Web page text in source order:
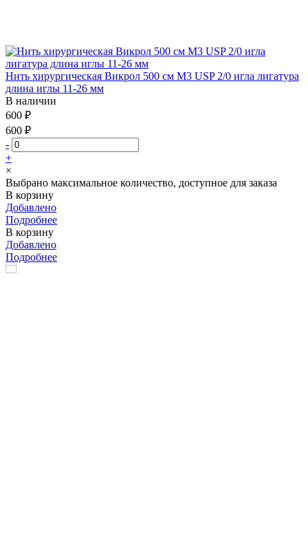
Нить хирургическая Викрол 500 см М3 USP 2/0 игла лигатура
длина иглы 11-26 мм
В наличии
600 ₽
600 ₽
-
+
×
Выбрано максимальное количество, доступное для заказа
В корзину
Добавлено
Подробнее
В корзину
Добавлено
Подробнее